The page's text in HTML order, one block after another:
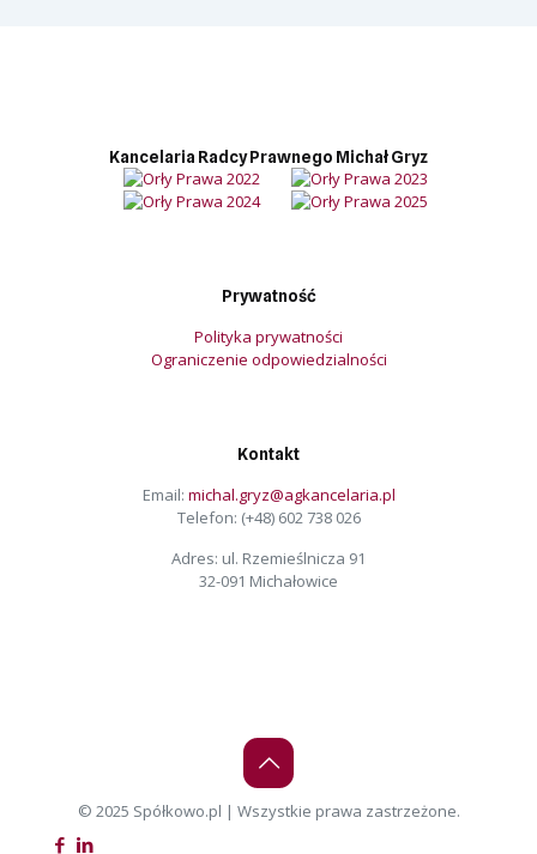
Kancelaria Radcy Prawnego Michał Gryz
Prywatność
Polityka prywatności
Ograniczenie odpowiedzialności
Kontakt
Email: michal.gryz@agkancelaria.pl
Telefon: (+48) 602 738 026
Adres: ul. Rzemieślnicza 91
32-091 Michałowice
© 2025 Spółkowo.pl | Wszystkie prawa zastrzeżone.